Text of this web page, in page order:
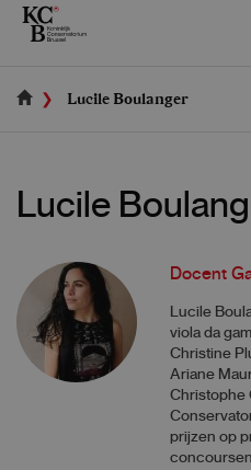
Skip
Lucile Boulanger
Lucile
Docent
Lucile
viola da
Christine
Ariane
Christophe
prijzen op